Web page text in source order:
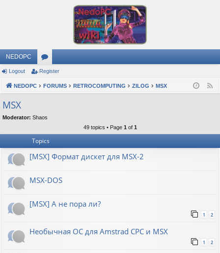
NEDOPC
or
u
s
Logout Register
NEDOPC FORUMS RETROCOMPUTING ZILOG MSX
MSX
Moderator: Shaos
49 topics • Page 1 of 1
Topics
[MSX] Формат дискет для MSX-2
MSX-DOS
[MSX] А не пора ли?
1 2
Необычная ОС для Amstrad CPC и MSX
1 2